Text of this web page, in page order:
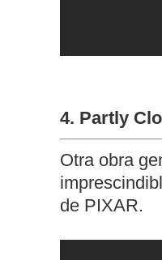
4. Partly
Otra obra
de PIXAR.